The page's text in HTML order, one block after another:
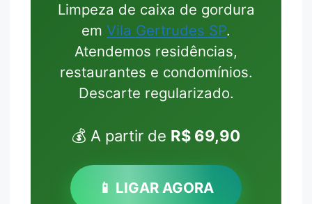
Limpeza de caixa de gordura
em Vila Gertrudes SP.
Atendemos residências,
restaurantes e condomínios.
Descarte regularizado.
💰 A partir de R$ 69,90
📱 LIGAR AGORA